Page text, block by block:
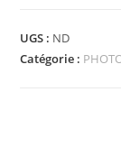
UGS : ND
Catégorie :